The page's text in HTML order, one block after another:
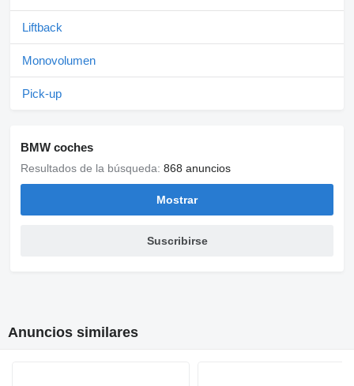
Liftback
Monovolumen
Pick-up
BMW coches
Resultados de la búsqueda: 868 anuncios
Mostrar
Suscribirse
Anuncios similares